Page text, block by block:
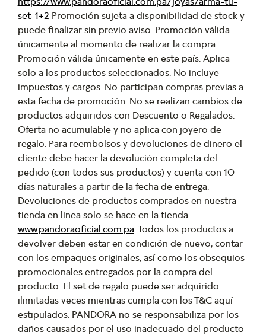
set-1+2 Promoción sujeta a disponibilidad de stock y
puede finalizar sin previo aviso. Promoción válida
únicamente al momento de realizar la compra.
Promoción válida únicamente en este país. Aplica
solo a los productos seleccionados. No incluye
impuestos y cargos. No participan compras previas a
esta fecha de promoción. No se realizan cambios de
productos adquiridos con Descuento o Regalados.
Oferta no acumulable y no aplica con joyero de
regalo. Para reembolsos y devoluciones de dinero el
cliente debe hacer la devolución completa del
pedido (con todos sus productos) y cuenta con 10
días naturales a partir de la fecha de entrega.
Devoluciones de productos comprados en nuestra
tienda en línea solo se hace en la tienda
www.pandoraoficial.com.pa. Todos los productos a
devolver deben estar en condición de nuevo, contar
con los empaques originales, así como los obsequios
promocionales entregados por la compra del
producto. El set de regalo puede ser adquirido
ilimitadas veces mientras cumpla con los T&C aquí
estipulados. PANDORA no se responsabiliza por los
daños causados por el uso inadecuado del producto